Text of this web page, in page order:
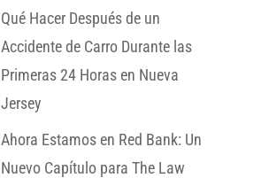
Qué Hacer Después de un
Accidente de Carro Durante las
Primeras 24 Horas en Nueva
Jersey
Ahora Estamos en Red Bank: Un
Nuevo Capítulo para The Law